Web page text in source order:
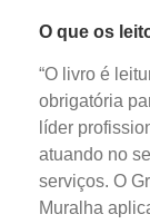
O que os
“O livro é
obrigatória
líder
atuando no
serviços. O
Muralha